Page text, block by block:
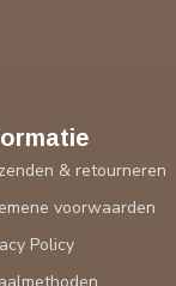
& retourneren
voorwaarden
Policy